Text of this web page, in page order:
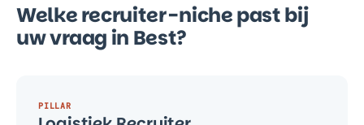
Welke recruiter-niche past bij
uw vraag in Best?
PILLAR